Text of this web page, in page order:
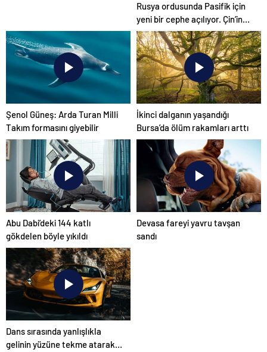
Rusya ordusunda Pasifik için
yeni bir cephe açılıyor. Çin’in
ilk tepkisi!
Şenol Güneş: Arda Turan Milli
Takım formasını giyebilir
İkinci dalganın yaşandığı
Bursa’da ölüm rakamları arttı
Abu Dabi’deki 144 katlı
gökdelen böyle yıkıldı
Devasa fareyi yavru tavşan
sandı
Dans sırasında yanlışlıkla
gelinin yüzüne tekme atarak